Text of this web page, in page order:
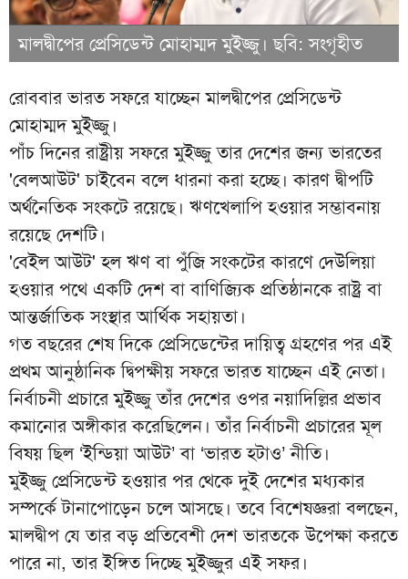
মালদ্বীপের প্রেসিডেন্ট মোহাম্মদ মুইজ্জু। ছবি: সংগৃহীত
রোববার ভারত সফরে যাচ্ছেন মালদ্বীপের প্রেসিডেন্ট
মোহাম্মদ মুইজ্জু।
পাঁচ দিনের রাষ্ট্রীয় সফরে মুইজ্জু তার দেশের জন্য ভারতের
'বেলআউট' চাইবেন বলে ধারনা করা হচ্ছে। কারণ দ্বীপটি
অর্থনৈতিক সংকটে রয়েছে। ঋণখেলাপি হওয়ার সম্ভাবনায়
রয়েছে দেশটি।
'বেইল আউট' হল ঋণ বা পুঁজি সংকটের কারণে দেউলিয়া
হওয়ার পথে একটি দেশ বা বাণিজ্যিক প্রতিষ্ঠানকে রাষ্ট্র বা
আন্তর্জাতিক সংস্থার আর্থিক সহায়তা।
গত বছরের শেষ দিকে প্রেসিডেন্টের দায়িত্ব গ্রহণের পর এই
প্রথম আনুষ্ঠানিক দ্বিপক্ষীয় সফরে ভারত যাচ্ছেন এই নেতা।
নির্বাচনী প্রচারে মুইজ্জু তাঁর দেশের ওপর নয়াদিল্লির প্রভাব
কমানোর অঙ্গীকার করেছিলেন। তাঁর নির্বাচনী প্রচারের মূল
বিষয় ছিল ‘ইন্ডিয়া আউট’ বা ‘ভারত হটাও’ নীতি।
মুইজ্জু প্রেসিডেন্ট হওয়ার পর থেকে দুই দেশের মধ্যকার
সম্পর্কে টানাপোড়েন চলে আসছে। তবে বিশেষজ্ঞরা বলছেন,
মালদ্বীপ যে তার বড় প্রতিবেশী দেশ ভারতকে উপেক্ষা করতে
পারে না, তার ইঙ্গিত দিচ্ছে মুইজ্জুর এই সফর।